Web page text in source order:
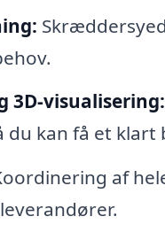
3D-visualisering:
du kan få et
af